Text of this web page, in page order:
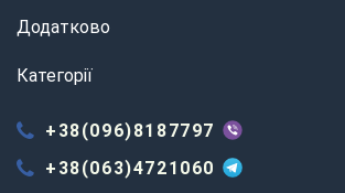
Додатково
Категорії
+38(096)8187797
+38(063)4721060